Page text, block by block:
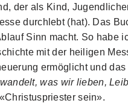
der als Kind,
durchlebt (hat). Das
Sinn macht. So habe
mit der heiligen
ermöglicht und
was wir lieben,
sein».